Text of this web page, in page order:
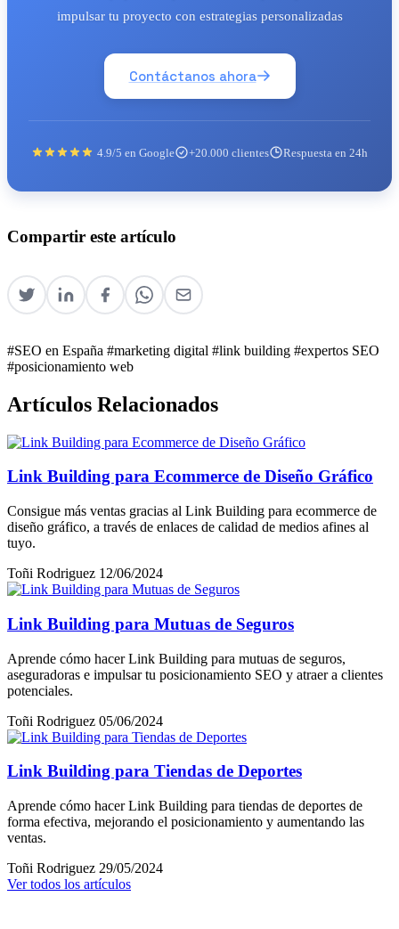
impulsar tu proyecto con estrategias personalizadas
Contáctanos ahora
4.9/5 en Google +20.000 clientes Respuesta en 24h
Compartir este artículo
#SEO en España #marketing digital #link building #expertos SEO
#posicionamiento web
Artículos Relacionados
Link Building para Ecommerce de Diseño Gráfico
Consigue más ventas gracias al Link Building para ecommerce de
diseño gráfico, a través de enlaces de calidad de medios afines al
tuyo.
Toñi Rodriguez 12/06/2024
Link Building para Mutuas de Seguros
Aprende cómo hacer Link Building para mutuas de seguros,
aseguradoras e impulsar tu posicionamiento SEO y atraer a clientes
potenciales.
Toñi Rodriguez 05/06/2024
Link Building para Tiendas de Deportes
Aprende cómo hacer Link Building para tiendas de deportes de
forma efectiva, mejorando el posicionamiento y aumentando las
ventas.
Toñi Rodriguez 29/05/2024
Ver todos los artículos